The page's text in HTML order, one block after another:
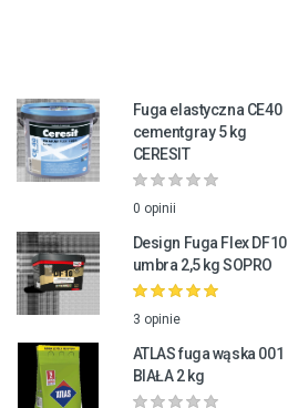
Fuga elastyczna CE40
cementgray 5 kg
CERESIT
0 opinii
Design Fuga Flex DF10
umbra 2,5 kg SOPRO
3 opinie
ATLAS fuga wąska 001
BIAŁA 2 kg